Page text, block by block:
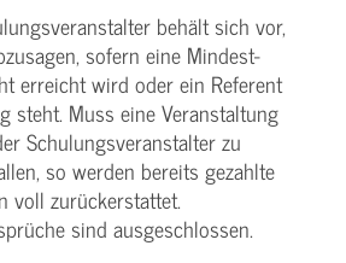
behält sich vor,
sofern eine Mindest­
erreicht wird oder ein Referent
steht. Muss eine Veranstaltung
Schulungs­veranstalter zu
so werden bereits gezahlte
voll zurückerstattet.
sind ausgeschlossen.